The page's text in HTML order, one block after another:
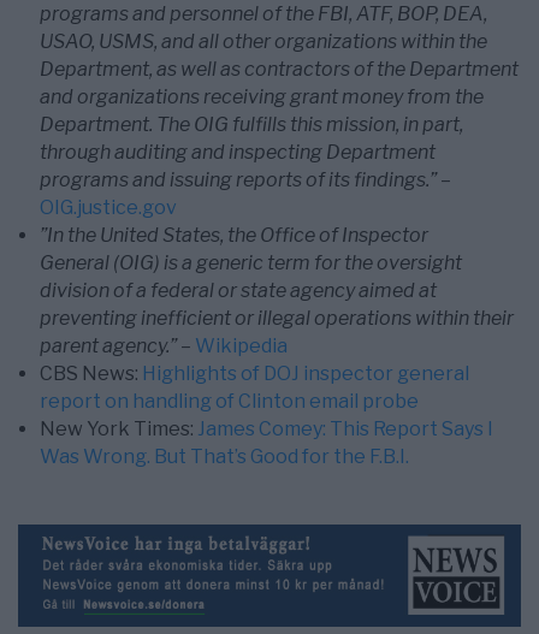
programs and personnel of the FBI, ATF, BOP, DEA,
USAO, USMS, and all other organizations within the
Department, as well as contractors of the Department
and organizations receiving grant money from the
Department. The OIG fulfills this mission, in part,
through auditing and inspecting Department
programs and issuing reports of its findings.”–
OIG.justice.gov
”In the United States, the Office of Inspector
General (OIG) is a generic term for the oversight
division of a federal or state agency aimed at
preventing inefficient or illegal operations within their
parent agency.”– Wikipedia
CBS News: Highlights of DOJ inspector general
report on handling of Clinton email probe
New York Times: James Comey: This Report Says I
Was Wrong. But That’s Good for the F.B.I.